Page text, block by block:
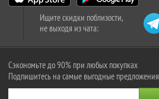
Ищите скидки поблизости,
не выходя из чата:
Сэкономьте до 90% при любых покупках
Подпишитесь на самые выгодные предложения